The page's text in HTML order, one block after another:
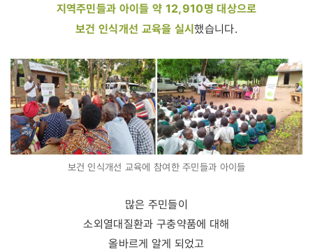
지역주민들과 아이들 약 12,910명 대상으로
보건 인식개선 교육을 실시했습니다.
보건 인식개선 교육에 참여한 주민들과 아이들
많은 주민들이
소외열대질환과 구충약품에 대해
올바르게 알게 되었고